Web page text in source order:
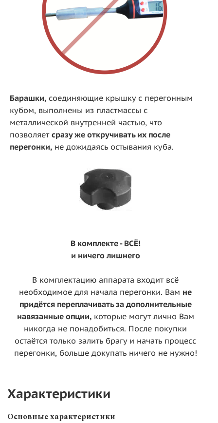
Барашки, соединяющие крышку с перегонным
кубом, выполнены из пластмассы с
металлической внутренней частью, что
позволяет сразу же откручивать их после
перегонки, не дожидаясь остывания куба.
В комплекте - ВСЁ!
и ничего лишнего
В комплектацию аппарата входит всё
необходимое для начала перегонки. Вам не
придётся переплачивать за дополнительные
навязанные опции,которые могут лично Вам
никогда не понадобиться. После покупки
остаётся только залить брагу и начать процесс
перегонки, больше докупать ничего не нужно!
Характеристики
Основные характеристики